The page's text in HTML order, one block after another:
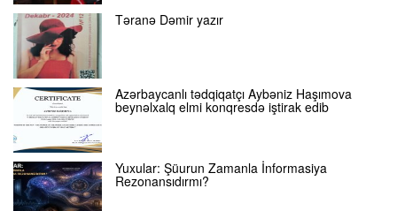
Təranə Dəmir yazır
Azərbaycanlı tədqiqatçı Aybəniz Haşımova
beynəlxalq elmi konqresdə iştirak edib
Yuxular: Şüurun Zamanla İnformasiya
Rezonansıdırmı?